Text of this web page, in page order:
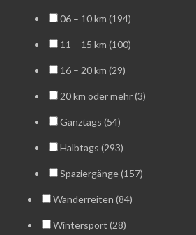
06 – 10 km (194)
11 – 15 km (100)
16 – 20 km (29)
20 km oder mehr (3)
Ganztags (54)
Halbtags (293)
Spaziergänge (157)
Wanderreiten (84)
Wintersport (28)